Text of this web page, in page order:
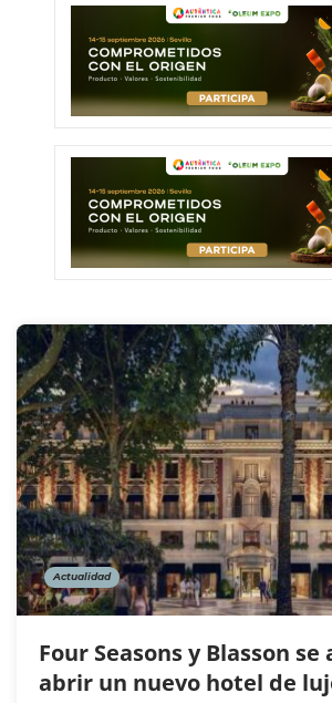
Actualidad
Four Seasons y Blasson
abrir un nuevo hotel de